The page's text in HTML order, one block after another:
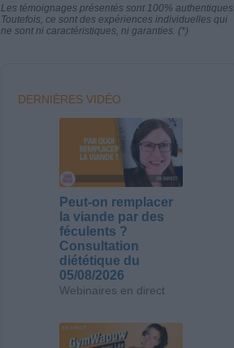
Les témoignages présentés sont 100% authentiques.
Toutefois, ce sont des expériences individuelles qui
ne sont ni caractéristiques, ni garanties. (*)
DERNIÈRES VIDÉO
Peut-on remplacer
la viande par des
féculents ?
Consultation
diététique du
05/08/2026
Webinaires en direct